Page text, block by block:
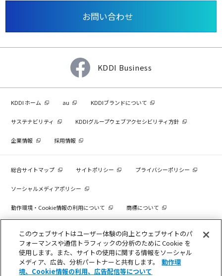
お問い合わせ
KDDI Business
KDDI ホーム au KDDIブランドについて
サステナビリティ KDDIグループウェブアクセシビリティ方針
企業情報 採用情報
総合サイトマップ サイトポリシー プライバシーポリシー
ソーシャルメディアポリシー
動作環境・Cookie情報の利用について 商標について
COPYRIGHT © KDDI CORPORATION, ALL RIGHTS RESERVED.
このウェブサイトはユーザー体験の向上とウェブサイトのパ
フォーマンスや通信トラフィックの分析のために Cookie を
使用します。また、サイトの使用に関する情報をソーシャル
メディア、広告、分析パートナーと共有します。
動作環
境、Cookie情報の利用、広告配信等について